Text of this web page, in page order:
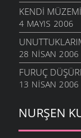
KENDI
4 MAYIS 2006
28 NISAN 2006
FURUÇ
13 NISAN 2006
NURŞEN